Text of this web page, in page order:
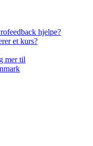
hjelpe?
et kurs?
mer til